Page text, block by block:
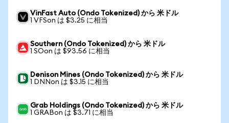
VinFast Auto (Ondo Tokenized) から 米ドル
1 VFSon は $3.25 に相当
Southern (Ondo Tokenized) から 米ドル
1 SOon は $93.56 に相当
Denison Mines (Ondo Tokenized) から 米ドル
1 DNNon は $3.15 に相当
Grab Holdings (Ondo Tokenized) から 米ドル
1 GRABon は $3.71 に相当